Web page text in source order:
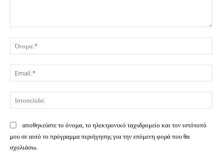
αποθηκεύστε το όνομα, το ηλεκτρονικό ταχυδρομείο και τον ιστότοπό
μου σε αυτό το πρόγραμμα περιήγησης για την επόμενη φορά που θα
σχολιάσω.